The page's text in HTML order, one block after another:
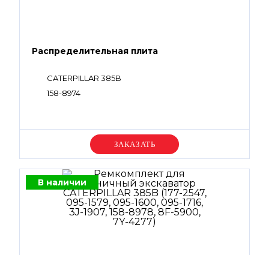
Распределительная плита
CATERPILLAR 385B
158-8974
Уточняйте цену
В наличии